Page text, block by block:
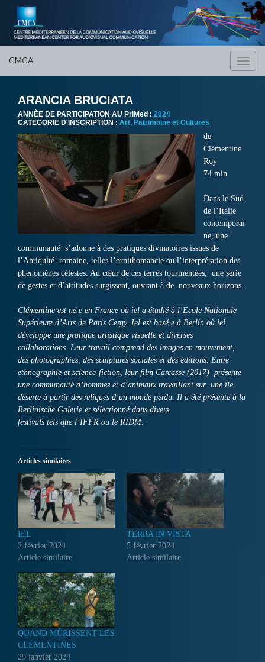
CMCA
ARANCIA BRUCIATA
ANNÈE DE PARTICIPATION AU PriMed : 2024
CATEGORIE D'INSCRIPTION : Art, Patrimoine et Cultures
de
Clémentine
Roy
74 min
Dans le Sud
de l’Italie
contemporai
ne, une
communauté s’adonne à des pratiques divinatoires issues de
l’Antiquité romaine, telles l’ornithomancie ou l’interprétation des
phénomènes célestes. Au cœur de ces terres tourmentées, une série
de gestes et d’attitudes surgissent, ouvrant à de nouveaux horizons.
Clémentine est né.e en France où iel a étudié à l’Ecole Nationale
Supérieure d’Arts de Paris Cergy. Iel est basé.e à Berlin où iel
développe une pratique artistique visuelle et diverses
collaborations. Leur travail comprend des images en mouvement,
des photographies, des sculptures sociales et des éditions. Entre
ethnographie et science-fiction, leur film Carcasse (2017) présente
une communauté d’hommes et d’animaux travaillant sur une île
déserte à partir des reliques d’un monde perdu. Il a été présenté à la
Berlinische Galerie et sélectionné dans divers
festivals tels que l’IFFR ou le RIDM.
Articles similaires
IEL
2 février 2024
Article similaire
TERRA IN VISTA
5 février 2024
Article similaire
QUAND MÛRISSENT LES
CLÉMENTINES
29 janvier 2024